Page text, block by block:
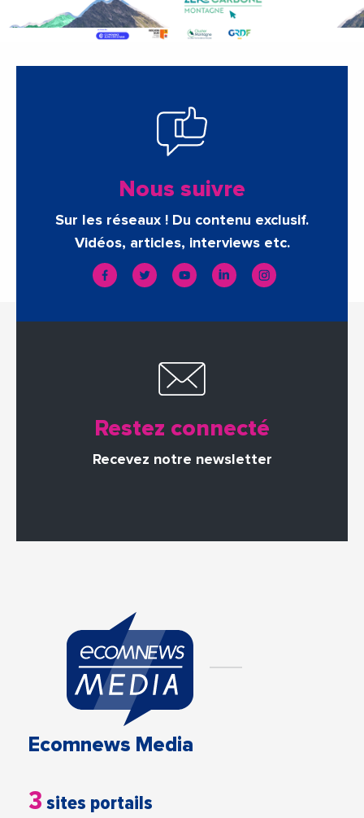
Nous suivre
Sur les réseaux ! Du contenu exclusif.
Vidéos, articles, interviews etc.
Restez connecté
Recevez notre newsletter
Ecomnews Media
3 sites portails